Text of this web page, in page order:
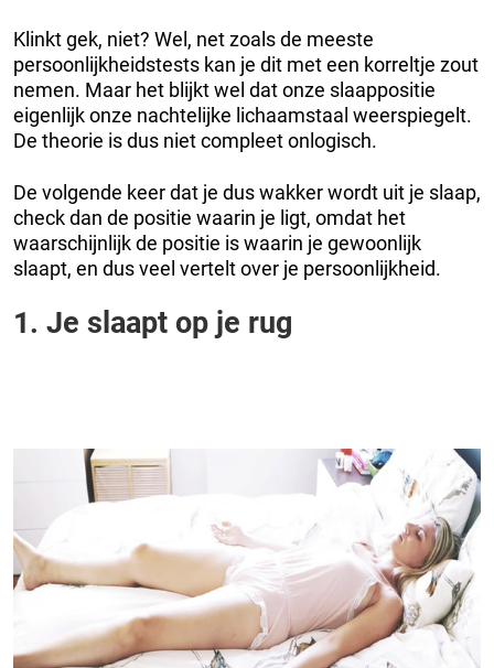
Klinkt gek, niet? Wel, net zoals de meeste
persoonlijkheidstests kan je dit met een korreltje zout
nemen. Maar het blijkt wel dat onze slaappositie
eigenlijk onze nachtelijke lichaamstaal weerspiegelt.
De theorie is dus niet compleet onlogisch.
De volgende keer dat je dus wakker wordt uit je slaap,
check dan de positie waarin je ligt, omdat het
waarschijnlijk de positie is waarin je gewoonlijk
slaapt, en dus veel vertelt over je persoonlijkheid.
1. Je slaapt op je rug